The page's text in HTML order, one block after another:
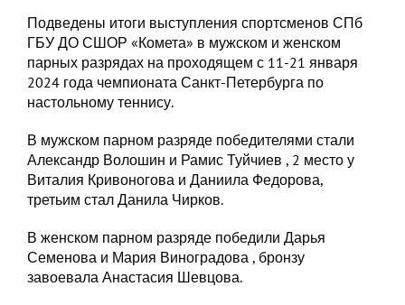
Подведены итоги выступления спортсменов СПб
ГБУ ДО СШОР «Комета» в мужском и женском
парных разрядах на проходящем с 11-21 января
2024 года чемпионата Санкт-Петербурга по
настольному теннису.
В мужском парном разряде победителями стали
Александр Волошин и Рамис Туйчиев , 2 место у
Виталия Кривоногова и Даниила Федорова,
третьим стал Данила Чирков.
В женском парном разряде победили Дарья
Семенова и Мария Виноградова , бронзу
завоевала Анастасия Шевцова.